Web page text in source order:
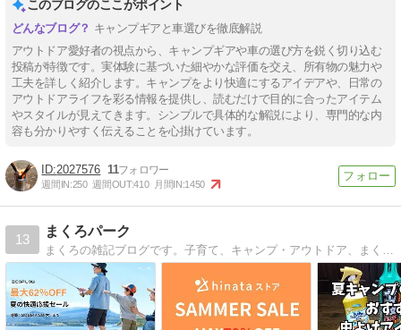
このブログのここがポイント
キャンプギアと車選びを徹底解説
アウトドア愛好者の視点から、キャンプギアや車の選び方を鋭く切り込む
投稿が特徴です。実体験に基づいた細やかな評価を交え、所有物の魅力や
工夫を詳しく紹介します。キャンプをより快適にするアイデアや、日常の
アウトドアライフを彩る情報を提供し、読むだけで目的に合ったアイテム
やスタイルが見えてきます。シンプルで具体的な解説により、専門的な内
容も分かりやすく伝えることを心掛けています。
2027576 11
週間IN:250 週間OUT:410 月間IN:1450
13
まくろパーク
まくろの雑記ブログです。子育て、キャンプ・アウトドア、まくろの好き・趣味・おすすめをメインに様々な記事をアップしています。